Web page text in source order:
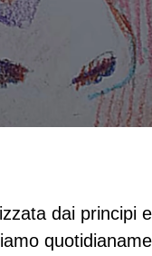
dai principi